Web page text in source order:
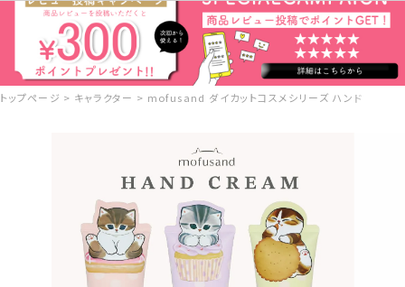
トップページ キャラクター mofusand ダイカットコスメシリーズ ハンドクリー